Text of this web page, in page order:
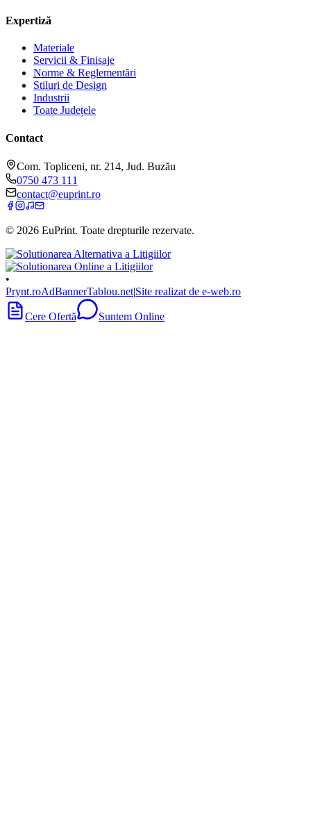
Expertiză
Materiale
Servicii & Finisaje
Norme & Reglementări
Stiluri de Design
Industrii
Toate Județele
Contact
Com. Topliceni, nr. 214, Jud. Buzău
0750 473 111
contact@euprint.ro
© 2026 EuPrint. Toate drepturile rezervate.
•
Prynt.roAdBannerTablou.net|Site realizat de e-web.ro
Cere Ofertă Suntem Online